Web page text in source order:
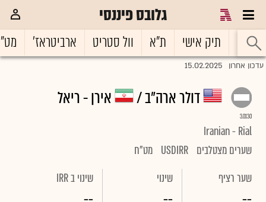
גלובס פיננסי
ראשי תיק אישי ת"א וול סטריט ארביטראז'
עדכון אחרון 15.02.2025
דולר ארה"ב / אירן - ריאל
3.0130
Iranian - Rial
שערים מצטלבים USDIRR מט"ח
שער רציף
שינוי שינוי ב IRR